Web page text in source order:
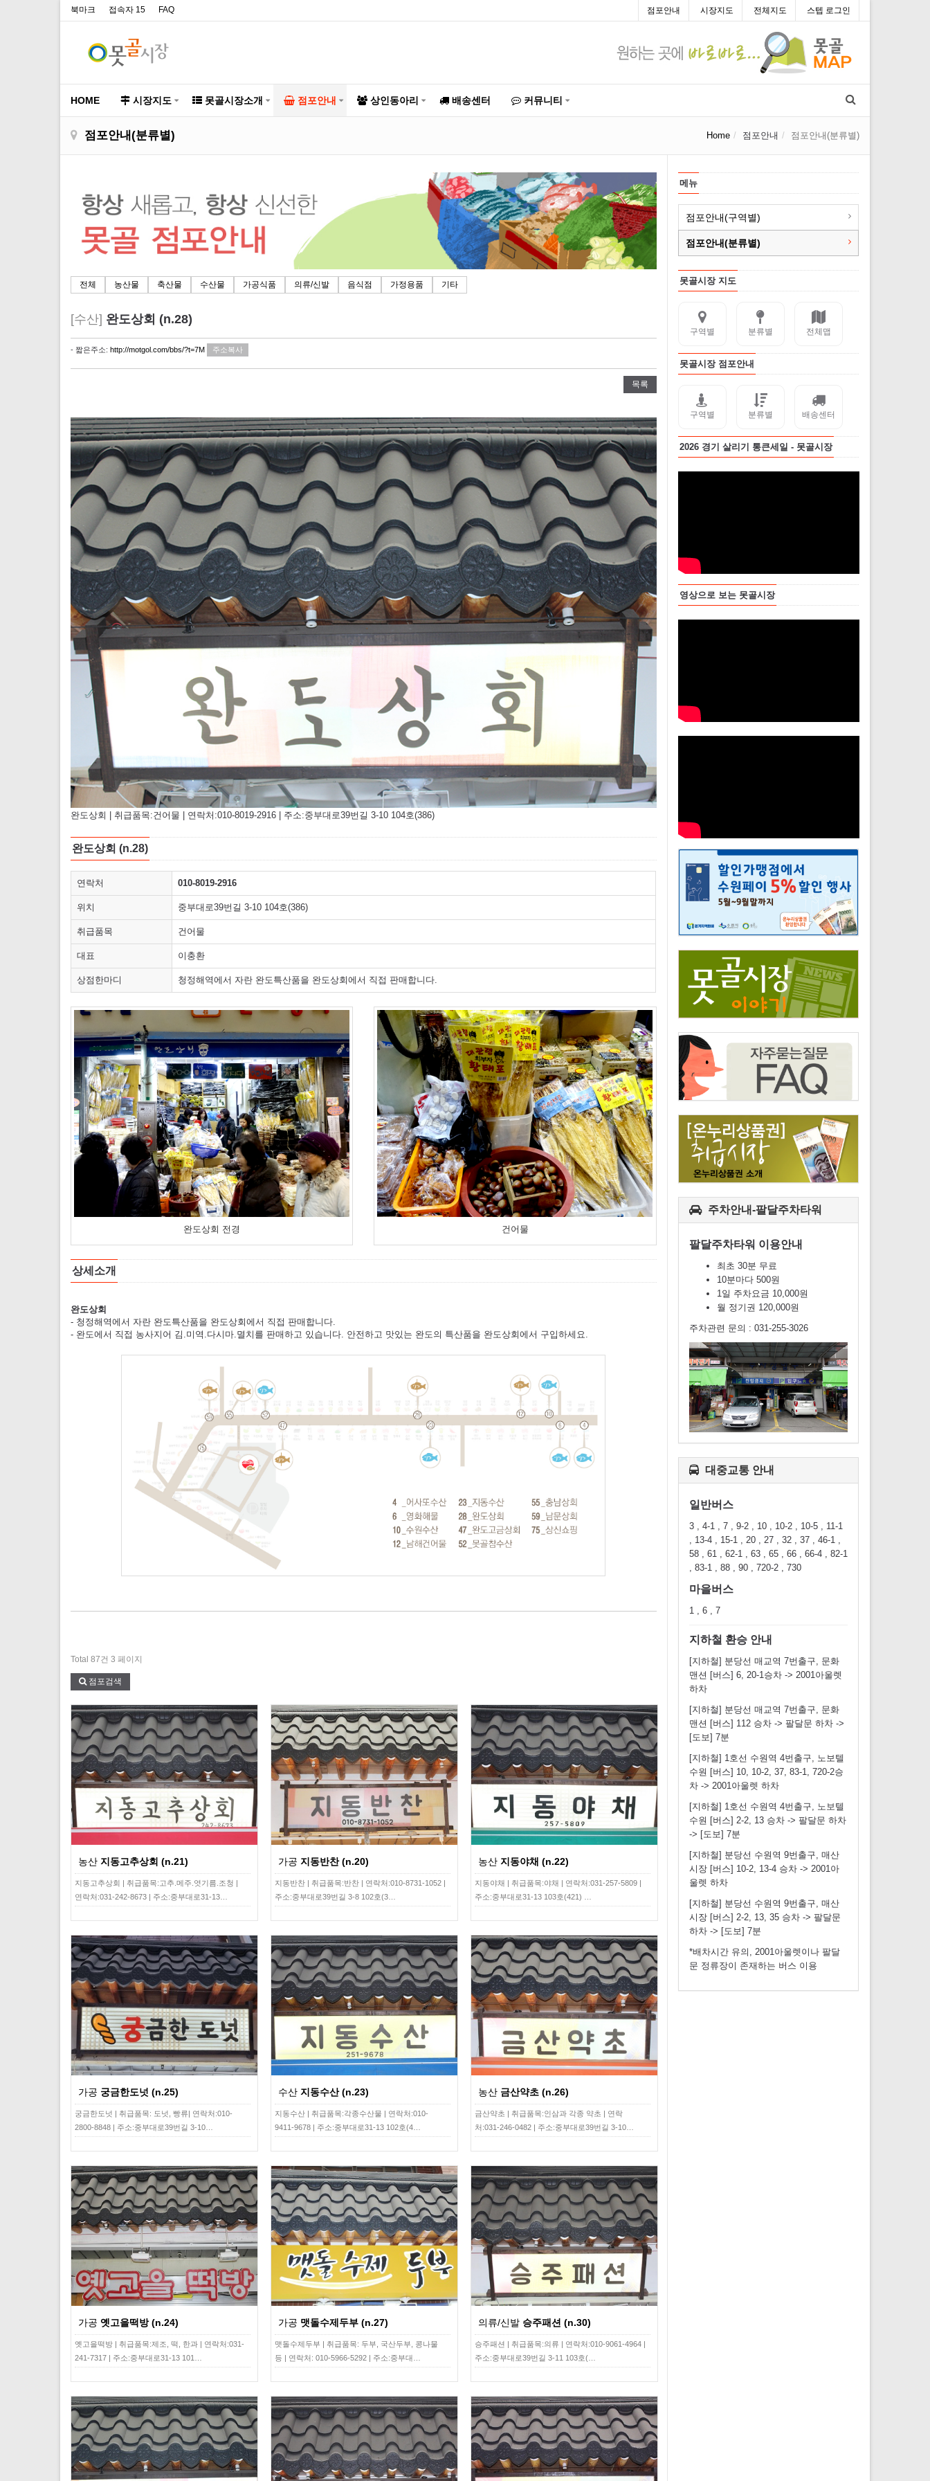
북마크 접속자 15 FAQ 점포안내 시장지도 전체지도 스텝 로그인
HOME 시장지도 못골시장소개 점포안내 상인동아리 배송센터 커뮤니티
점포안내(분류별) Home 점포안내 점포안내(분류별)
전체 농산물 축산물 수산물 가공식품 의류/신발 음식점 가정용품 기타
[수산] 완도상회 (n.28)
- 짧은주소: http://motgol.com/bbs/?t=7M 주소복사
목록
완도상회 | 취급품목:건어물 | 연락처:010-8019-2916 | 주소:중부대로39번길 3-10 104호(386)
완도상회 (n.28)
연락처 010-8019-2916
위치 중부대로39번길 3-10 104호(386)
취급품목 건어물
대표 이충환
상점한마디 청정해역에서 자란 완도특산품을 완도상회에서 직접 판매합니다.
완도상회 전경 건어물
상세소개
완도상회
- 청정해역에서 자란 완도특산품을 완도상회에서 직접 판매합니다.
- 완도에서 직접 농사지어 김.미역.다시마.멸치를 판매하고 있습니다. 안전하고 맛있는 완도의 특산품을 완도상회에서 구입하세요.
Total 87건 3 페이지
점포검색
농산 지동고추상회 (n.21)
지동고추상회 | 취급품목:고추.메주.엿기름.조청 |
연락처:031-242-8673 | 주소:중부대로31-13…
가공 지동반찬 (n.20)
지동반찬 | 취급품목:반찬 | 연락처:010-8731-1052 |
주소:중부대로39번길 3-8 102호(3…
농산 지동야채 (n.22)
지동야채 | 취급품목:야채 | 연락처:031-257-5809 |
주소:중부대로31-13 103호(421) …
가공 궁금한도넛 (n.25)
궁금한도넛 | 취급품목: 도넛, 빵류​| 연락처:010-
2800-8848 | 주소:중부대로39번길 3-10…
수산 지동수산 (n.23)
지동수산 | 취급품목:각종수산물 | 연락처:010-
9411-9678 | 주소:중부대로31-13 102호(4…
농산 금산약초 (n.26)
금산약초 | 취급품목:인삼과 각종 약초 | 연락
처:031-246-0482 | 주소:중부대로39번길 3-10…
가공 옛고을떡방 (n.24)
옛고을떡방 | 취급품목:제조, 떡, 한과 | 연락처:031-
241-7317 | 주소:중부대로31-13 101…
가공 맷돌수제두부 (n.27)
맷돌수제두부 | 취급품목: 두부, 국산두부, 콩나물
등 | 연락처: 010-5966-5292 | 주소:중부대…
의류/신발 승주패션 (n.30)
승주패션 | 취급품목:의류 | 연락처:010-9061-4964 |
주소:중부대로39번길 3-11 103호(…
메뉴
점포안내(구역별)
점포안내(분류별)
못골시장 지도
구역별 분류별 전체맵
못골시장 점포안내
구역별 분류별 배송센터
2026 경기 살리기 통큰세일 - 못골시장
영상으로 보는 못골시장
주차안내-팔달주차타워
팔달주차타워 이용안내
최초 30분 무료
10분마다 500원
1일 주차요금 10,000원
월 정기권 120,000원
주차관련 문의 : 031-255-3026
대중교통 안내
일반버스
3 , 4-1 , 7 , 9-2 , 10 , 10-2 , 10-5 , 11-1
, 13-4 , 15-1 , 20 , 27 , 32 , 37 , 46-1 ,
58 , 61 , 62-1 , 63 , 65 , 66 , 66-4 , 82-1
, 83-1 , 88 , 90 , 720-2 , 730
마을버스
1 , 6 , 7
지하철 환승 안내
[지하철] 분당선 매교역 7번출구, 문화
맨션 [버스] 6, 20-1승차 -> 2001아울렛
하차
[지하철] 분당선 매교역 7번출구, 문화
맨션 [버스] 112 승차 -> 팔달문 하차 ->
[도보] 7분
[지하철] 1호선 수원역 4번출구, 노보텔
수원 [버스] 10, 10-2, 37, 83-1, 720-2승
차 -> 2001아울렛 하차
[지하철] 1호선 수원역 4번출구, 노보텔
수원 [버스] 2-2, 13 승차 -> 팔달문 하차
-> [도보] 7분
[지하철] 분당선 수원역 9번출구, 매산
시장 [버스] 10-2, 13-4 승차 -> 2001아
울렛 하차
[지하철] 분당선 수원역 9번출구, 매산
시장 [버스] 2-2, 13, 35 승차 -> 팔달문
하차 -> [도보] 7분
*배차시간 유의, 2001아울렛이나 팔달
문 정류장이 존재하는 버스 이용